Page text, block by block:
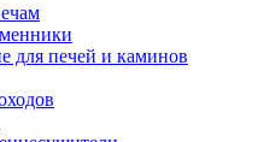
для печей и каминов